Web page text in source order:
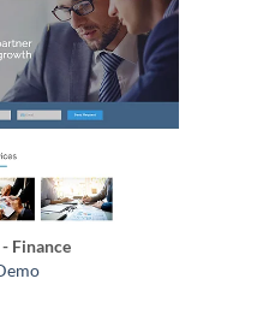
Finance